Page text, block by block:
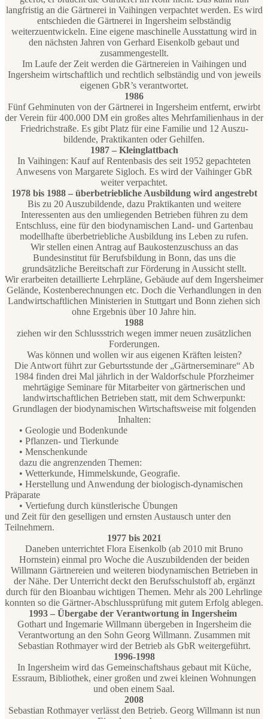
langfristig an die Gärtnerei in Vaihingen verpachtet werden. Es wird
entschieden die Gärtnerei in Ingersheim selbständig
weiterzuentwickeln. Eine eigene maschinelle Ausstattung wird in
den nächsten Jahren von Gerhard Eisenkolb gebaut und
zusammengestellt.
Im Laufe der Zeit werden die Gärtnereien in Vaihingen und
Ingersheim wirtschaftlich und rechtlich selbständig und von jeweils
eigenen GbR’s verantwortet.
1986
Fünf Gehminuten von der Gärtnerei in Ingersheim entfernt, erwirbt
der Verein für 400.000 DM ein großes altes Mehrfamilienhaus in der
Friedrichstraße. Es gibt Platz für eine Familie und 12 Auszu-
bildende, Praktikanten oder Gehilfen.
1987 – Kleinglattbach
In Vaihingen: Kauf auf Rentenbasis des seit 1952 gepachteten
Anwesens von Margarete Sigloch. Es wird der Vaihinger GbR
weiter verpachtet.
1978 bis 1988 – überbetriebliche Ausbildung wird angestrebt
Bis zu 20 Auszubildende, dazu Praktikanten und weitere
Interessenten aus den umliegenden Betrieben führen zu dem
Entschluss, eine für den biodynamischen Land- und Gartenbau
modellhafte überbetriebliche Ausbildung ins Leben zu rufen.
Wir stellen einen Antrag auf Baukostenzuschuss an das
Bundesinstitut für Berufsbildung in Bonn, das uns die
grundsätzliche Bereitschaft zur Förderung in Aussicht stellt.
Wir erarbeiten detaillierte Lehrpläne, Gebäude auf dem Ingersheimer
Gelände, Kostenberechnungen etc. Doch die Verhandlungen in den
Landwirtschaftlichen Ministerien in Stuttgart und Bonn ziehen sich
ohne Ergebnis über 10 Jahre hin.
1988
ziehen wir den Schlussstrich wegen immer neuen zusätzlichen
Forderungen.
Was können und wollen wir aus eigenen Kräften leisten?
Die Antwort führt zur Geburtsstunde der „Gärtnerseminare“ Ab
1984 finden drei Mal jährlich in der Waldorfschule Pforzheimer
mehrtägige Seminare für Mitarbeiter von gärtnerischen und
landwirtschaftlichen Betrieben statt, mit dem Schwerpunkt:
Grundlagen der biodynamischen Wirtschaftsweise mit folgenden
Inhalten:
• Geologie und Bodenkunde
• Pflanzen- und Tierkunde
• Menschenkunde
dazu die angrenzenden Themen:
• Wetterkunde, Himmelskunde, Geografie.
• Herstellung und Anwendung der biologisch-dynamischen
Präparate
• Vertiefung durch künstlerische Übungen
und Zeit für den geselligen und ernsten Austausch unter den
Teilnehmern.
1977 bis 2021
Daneben unterrichtet Flora Eisenkolb (ab 2010 mit Bruno
Hornstein) einmal pro Woche die Auszubildenden der beiden
Willmann Gärtnereien und weiteren biodynamischen Betrieben in
der Nähe. Der Unterricht deckt den Berufsschulstoff ab, ergänzt
durch für den Bioanbau wichtigen Themen. Mehr als 200 Lehrlinge
konnten so die Gärtner-Abschlussprüfung mit gutem Erfolg ablegen.
1993 – Übergabe der Verantwortung in Ingersheim
Gothart und Ingemarie Willmann übergeben in Ingersheim die
Verantwortung an den Sohn Georg Willmann. Zusammen mit
Sebastian Rothmayer wird der Betrieb als GbR weitergeführt.
1996-1998
In Ingersheim wird das Gemeinschaftshaus gebaut mit Küche,
Essraum, Bibliothek, einer großen und zwei kleinen Wohnungen
und oben einem Saal.
2008
Sebastian Rothmayer verlässt den Betrieb. Georg Willmann ist nun